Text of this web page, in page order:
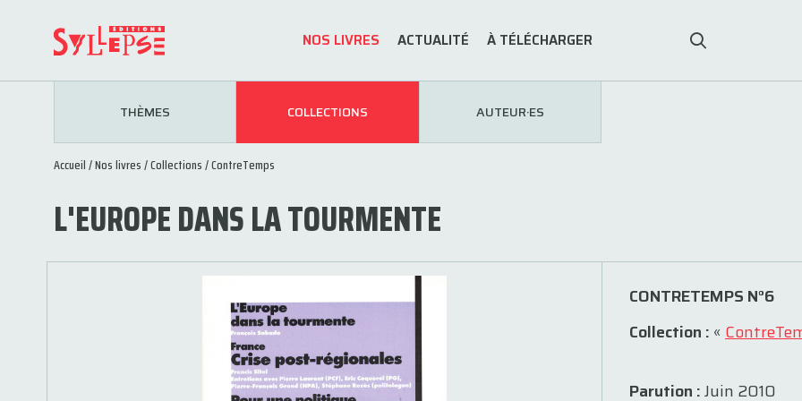
NOS LIVRES ACTUALITÉ À TÉLÉCHARGER
THÈMES COLLECTIONS AUTEUR·ES
Accueil/Nos livres/Collections/ContreTemps
L'EUROPE DANS LA TOURMENTE
CONTRETEMPS N°6
Collection : «
Parution :Juin 2010